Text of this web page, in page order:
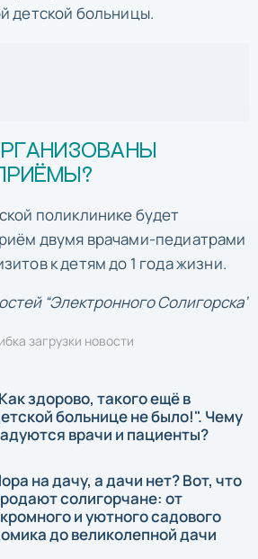
детской больницы.
поликлинике будет
двумя врачами-педиатрами
к детям до 1 года жизни.
“Электронного Солигорска”
загрузки новости
здорово, такого ещё в
больнице не было!". Чему
врачи и пациенты?
на дачу, а дачи нет? Вот, что
солигорчане: от
и уютного садового
до великолепной дачи